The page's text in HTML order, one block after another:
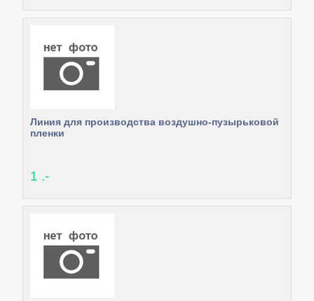
Линия для производства воздушно-пузырьковой
пленки
1 .-